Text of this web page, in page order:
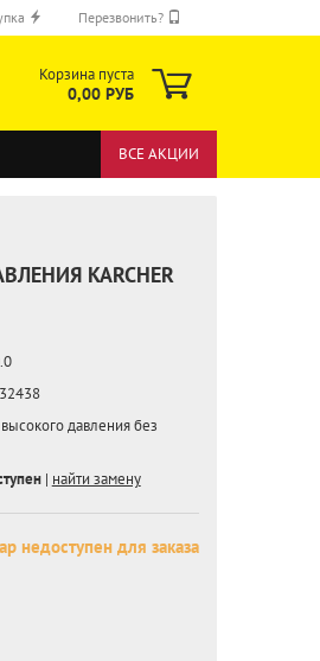
Перезвонить?
Корзина пуста
0,00 РУБ
ВСЕ АКЦИИ
KARCHER
давления без
| найти замену
недоступен для заказа